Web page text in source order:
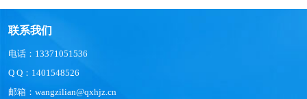
联系我们
电话：13371051536
Q Q：1401548526
邮箱：wangzilian@qxhjz.cn